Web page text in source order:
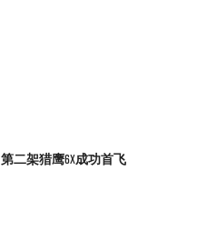
第二架猎鹰6X成功首飞